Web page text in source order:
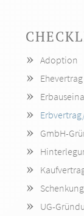
Navigation
überspringen
Adoption
Ehevertrag
GmbH-
UG-